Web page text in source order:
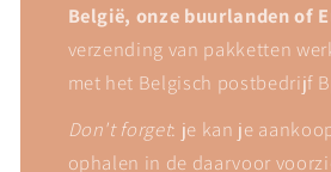
België, onze buurlanden of
verzending van pakketten
met het Belgisch postbedrijf
Don't forget: je kan je
ophalen in de daarvoor